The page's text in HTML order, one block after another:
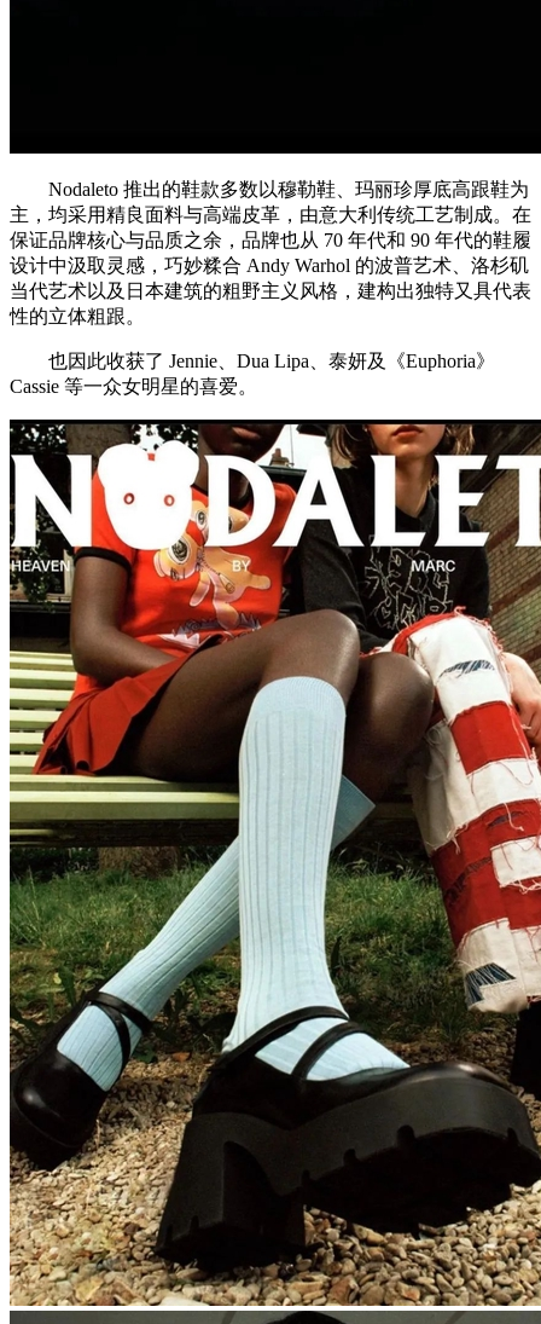
Nodaleto 推出的鞋款多数以穆勒鞋、玛丽珍厚底高跟鞋为
主，均采用精良面料与高端皮革，由意大利传统工艺制成。在
保证品牌核心与品质之余，品牌也从 70 年代和 90 年代的鞋履
设计中汲取灵感，巧妙糅合 Andy Warhol 的波普艺术、洛杉矶
当代艺术以及日本建筑的粗野主义风格，建构出独特又具代表
性的立体粗跟。
也因此收获了 Jennie、Dua Lipa、泰妍及《Euphoria》
Cassie 等一众女明星的喜爱。